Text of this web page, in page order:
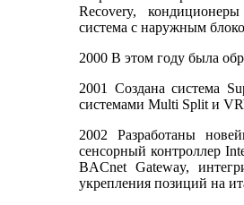
Recovery,
система с наружным
2000 В этом году была
2001 Создана система
системами Multi Split и
2002 Разработаны
сенсорный контроллер
BACnet Gateway,
укрепления позиций на